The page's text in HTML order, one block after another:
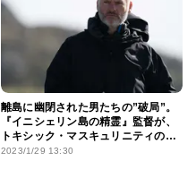
離島に幽閉された男たちの”破局”。
『イニシェリン島の精霊』監督が、
トキシック・マスキュリニティの本
質を探る
2023/1/29 13:30